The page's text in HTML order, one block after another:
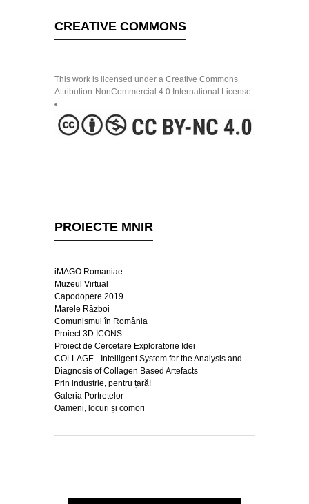
CREATIVE COMMONS
This work is licensed under a Creative Commons
Attribution-NonCommercial 4.0 International License
PROIECTE MNIR
iMAGO Romaniae
Muzeul Virtual
Capodopere 2019
Marele Război
Comunismul în România
Proiect 3D ICONS
Proiect de Cercetare Exploratorie Idei
COLLAGE - Intelligent System for the Analysis and
Diagnosis of Collagen Based Artefacts
Prin industrie, pentru țară!
Galeria Portretelor
Oameni, locuri și comori